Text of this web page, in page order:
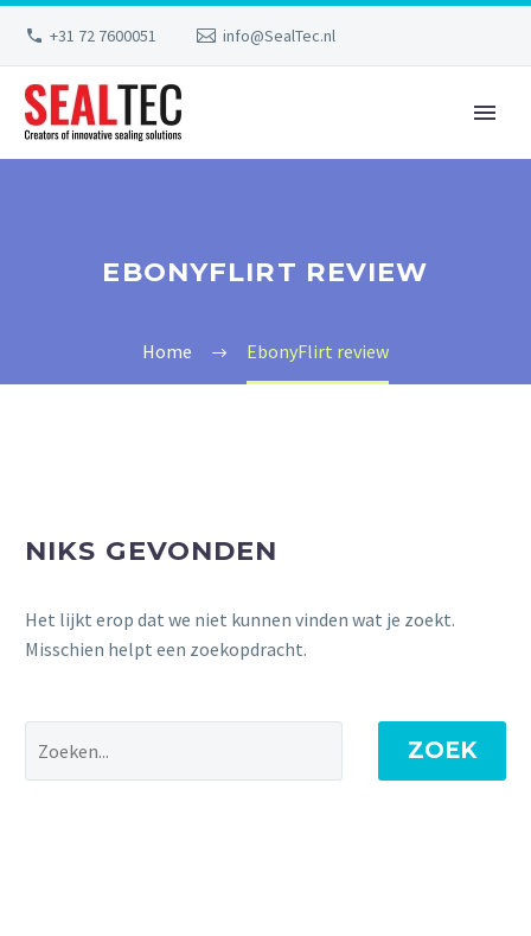
+31 72 7600051 info@SealTec.nl
EBONYFLIRT REVIEW
Home EbonyFlirt review
NIKS GEVONDEN
Het lijkt erop dat we niet kunnen vinden wat je zoekt.
Misschien helpt een zoekopdracht.
ZOEK